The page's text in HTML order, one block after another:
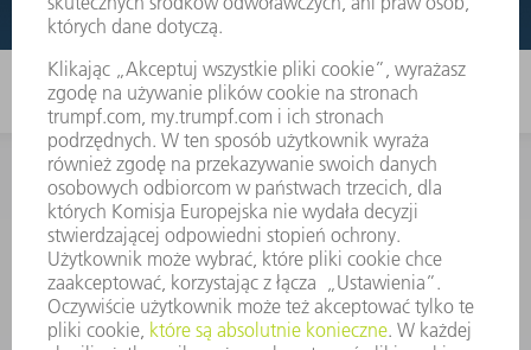
KONTAKT
Dział Części Zamiennych i Narzędzi
48225753936
8.00 - 17.00
czesci.zamienne@trumpf.com